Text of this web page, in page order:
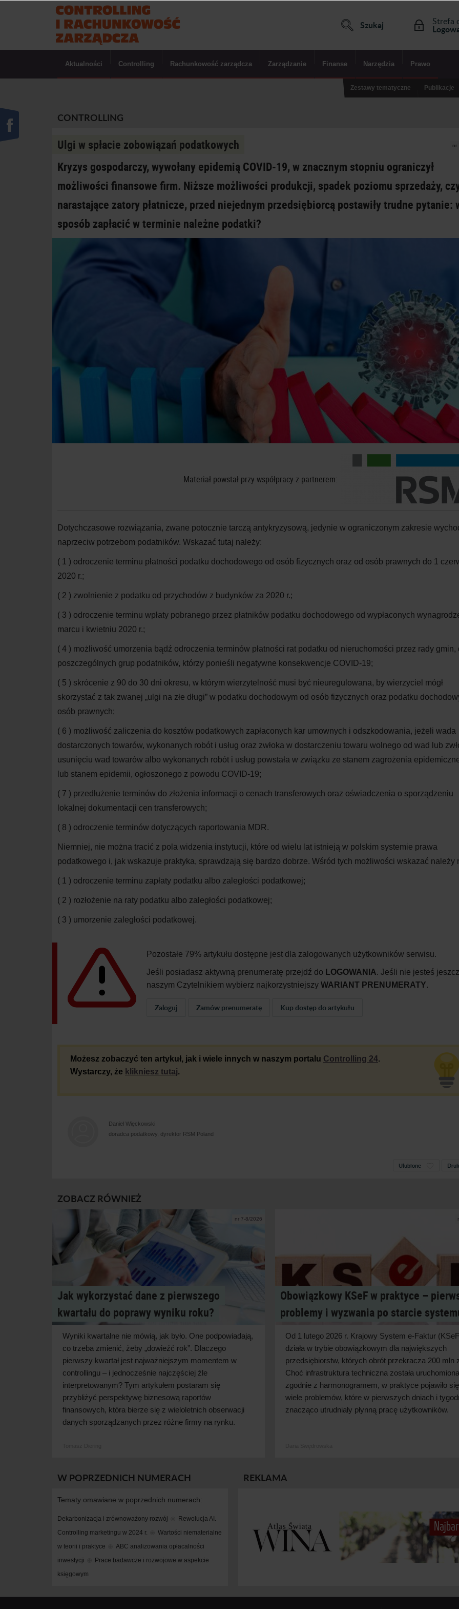
Szukaj Strefa
Aktualności Controlling Rachunkowość zarządcza Zarządzanie Finanse Narzędzia Prawo
Zestawy tematyczne Publikacje
CONTROLLING
Ulgi w spłacie zobowiązań podatkowych nr
Kryzys gospodarczy, wywołany epidemią COVID-19, w znacznym stopniu ograniczył
możliwości finansowe firm. Niższe możliwości produkcji, spadek poziomu sprzedaży,
narastające zatory płatnicze, przed niejednym przedsiębiorcą postawiły trudne pytanie:
sposób zapłacić w terminie należne podatki?
Materiał powstał przy współpracy z partnerem:
Dotychczasowe rozwiązania, zwane potocznie tarczą antykryzysową, jedynie w ograniczonym zakresie
naprzeciw potrzebom podatników. Wskazać tutaj należy:
( 1 ) odroczenie terminu płatności podatku dochodowego od osób fizycznych oraz od osób prawnych do 1
2020 r.;
( 2 ) zwolnienie z podatku od przychodów z budynków za 2020 r.;
( 3 ) odroczenie terminu wpłaty pobranego przez płatników podatku dochodowego od wypłaconych
marcu i kwietniu 2020 r.;
( 4 ) możliwość umorzenia bądź odroczenia terminów płatności rat podatku od nieruchomości przez rady gmin,
poszczególnych grup podatników, którzy ponieśli negatywne konsekwencje COVID-19;
( 5 ) skrócenie z 90 do 30 dni okresu, w którym wierzytelność musi być nieuregulowana, by wierzyciel mógł
skorzystać z tak zwanej „ulgi na złe długi” w podatku dochodowym od osób fizycznych oraz podatku
osób prawnych;
( 6 ) możliwość zaliczenia do kosztów podatkowych zapłaconych kar umownych i odszkodowania, jeżeli wada
dostarczonych towarów, wykonanych robót i usług oraz zwłoka w dostarczeniu towaru wolnego od wad lub
usunięciu wad towarów albo wykonanych robót i usług powstała w związku ze stanem zagrożenia
lub stanem epidemii, ogłoszonego z powodu COVID-19;
( 7 ) przedłużenie terminów do złożenia informacji o cenach transferowych oraz oświadczenia o sporządzeniu
lokalnej dokumentacji cen transferowych;
( 8 ) odroczenie terminów dotyczących raportowania MDR.
Niemniej, nie można tracić z pola widzenia instytucji, które od wielu lat istnieją w polskim systemie prawa
podatkowego i, jak wskazuje praktyka, sprawdzają się bardzo dobrze. Wśród tych możliwości wskazać należy
( 1 ) odroczenie terminu zapłaty podatku albo zaległości podatkowej;
( 2 ) rozłożenie na raty podatku albo zaległości podatkowej;
( 3 ) umorzenie zaległości podatkowej.
Pozostałe 79% artykułu dostępne jest dla zalogowanych użytkowników serwisu.
Jeśli posiadasz aktywną prenumeratę przejdź do LOGOWANIA. Jeśli nie jesteś
naszym Czytelnikiem wybierz najkorzystniejszy WARIANT PRENUMERATY.
Zaloguj Zamów prenumeratę Kup dostęp do artykułu
Możesz zobaczyć ten artykuł, jak i wiele innych w naszym portalu Controlling 24.
Wystarczy, że klikniesz tutaj.
Daniel Więckowski
doradca podatkowy, dyrektor RSM Poland
Ulubione
ZOBACZ RÓWNIEŻ
nr 7-8/2026
Jak wykorzystać dane z pierwszego
kwartału do poprawy wyniku roku?
Wyniki kwartalne nie mówią, jak było. One podpowiadają,
co trzeba zmienić, żeby „dowieźć rok”. Dlaczego
pierwszy kwartał jest najważniejszym momentem w
controllingu – i jednocześnie najczęściej źle
interpretowanym? Tym artykułem postaram się
przybliżyć perspektywę biznesową raportów
finansowych, która bierze się z wieloletnich obserwacji
danych sporządzanych przez różne firmy na rynku.
Obowiązkowy KSeF w praktyce –
problemy i wyzwania po starcie
Od 1 lutego 2026 r. Krajowy System e-Faktur
działa w trybie obowiązkowym dla największych
przedsiębiorstw, których obrót przekracza 200 mln
Choć infrastruktura techniczna została uruchomiona
zgodnie z harmonogramem, w praktyce pojawiło się
wiele problemów, które w pierwszych dniach i
znacząco utrudniały płynną pracę użytkowników.
W POPRZEDNICH NUMERACH
Tematy omawiane w poprzednich numerach:
Dekarbonizacja i zrównoważony rozwój
Rewolucja AI.
Controlling marketingu w 2024 r.
Wartości niematerialne
w teorii i praktyce
ABC analizowania opłacalności
inwestycji
Prace badawcze i rozwojowe w aspekcie
księgowym
REKLAMA